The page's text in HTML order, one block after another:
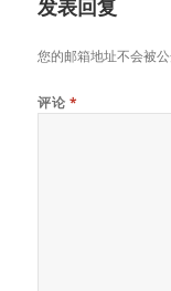
发表回复
您的邮箱地址不会被公
评论 *